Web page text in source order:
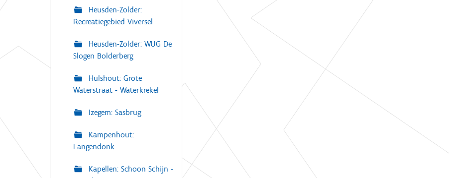
Heusden-Zolder:
Recreatiegebied Viversel
Heusden-Zolder: WUG De
Slogen Bolderberg
Hulshout: Grote
Waterstraat - Waterkrekel
Izegem: Sasbrug
Kampenhout:
Langendonk
Kapellen: Schoon Schijn -